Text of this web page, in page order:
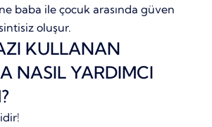
baba ile çocuk arasında güven
oluşur.
KULLANAN
NASIL YARDIMCI